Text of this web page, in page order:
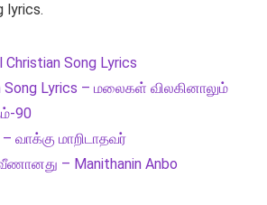
lyrics.
Song Lyrics
Song Lyrics – மலைகள் விலகினாலும்
90
வாக்கு மாறிடாதவர்
– Manithanin Anbo